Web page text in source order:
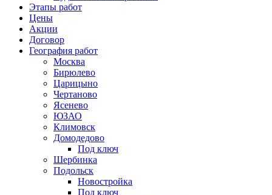
Этапы работ
Цены
Акции
Договор
География работ
Москва
Бирюлево
Царицыно
Чертаново
Ясенево
ЮЗАО
Климовск
Домодедово
Под ключ
Шербинка
Подольск
Новостройка
Под ключ